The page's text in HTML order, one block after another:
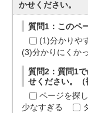
かせください。
質問1：このペ
(1)分かりや
(3)分かりにくか
質問2：質問1
せください。（
ページを探
少なすぎる